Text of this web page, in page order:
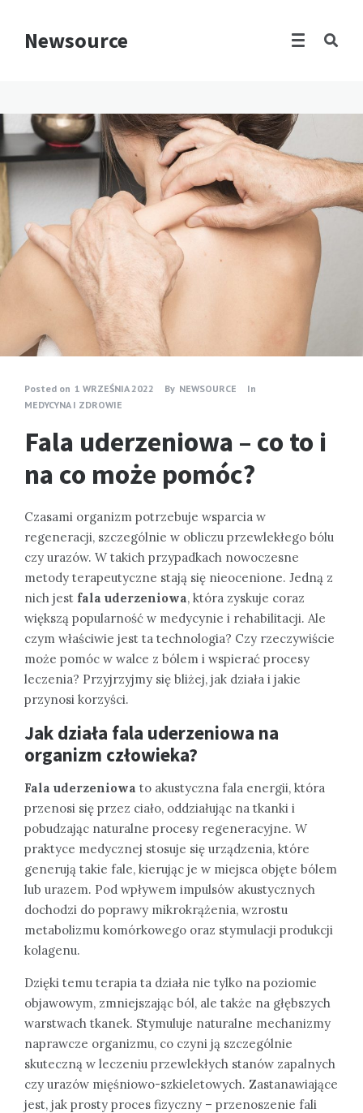
Newsource
Posted on 1 WRZEŚNIA 2022 By NEWSOURCE
In
MEDYCYNA I ZDROWIE
Fala uderzeniowa – co to i
na co może pomóc?
Czasami organizm potrzebuje wsparcia w
regeneracji, szczególnie w obliczu przewlekłego bólu
czy urazów. W takich przypadkach nowoczesne
metody terapeutyczne stają się nieocenione. Jedną z
nich jest fala uderzeniowa, która zyskuje coraz
większą popularność w medycynie i rehabilitacji. Ale
czym właściwie jest ta technologia? Czy rzeczywiście
może pomóc w walce z bólem i wspierać procesy
leczenia? Przyjrzyjmy się bliżej, jak działa i jakie
przynosi korzyści.
Jak działa fala uderzeniowa na
organizm człowieka?
Fala uderzeniowa to akustyczna fala energii, która
przenosi się przez ciało, oddziałując na tkanki i
pobudzając naturalne procesy regeneracyjne. W
praktyce medycznej stosuje się urządzenia, które
generują takie fale, kierując je w miejsca objęte bólem
lub urazem. Pod wpływem impulsów akustycznych
dochodzi do poprawy mikrokrążenia, wzrostu
metabolizmu komórkowego oraz stymulacji produkcji
kolagenu.
Dzięki temu terapia ta działa nie tylko na poziomie
objawowym, zmniejszając ból, ale także na głębszych
warstwach tkanek. Stymuluje naturalne mechanizmy
naprawcze organizmu, co czyni ją szczególnie
skuteczną w leczeniu przewlekłych stanów zapalnych
czy urazów mięśniowo-szkieletowych. Zastanawiające
jest, jak prosty proces fizyczny – przenoszenie fali